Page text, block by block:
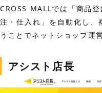
CROSS MALLでは「商品
注・仕入れ」を自動化し、
うことでネットショップ運
アシスト店長